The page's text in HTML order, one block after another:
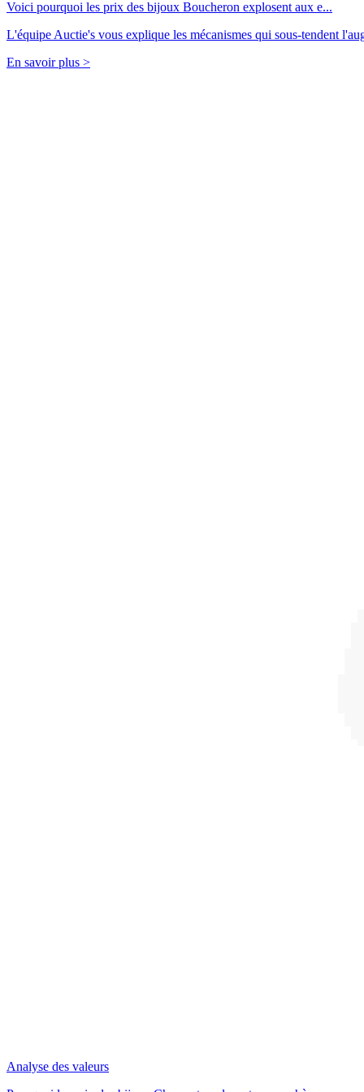
Voici pourquoi les prix des bijoux Boucheron explosent aux e...
L'équipe Auctie's vous explique les mécanismes qui sous-tendent
En savoir plus >
Analyse des valeurs